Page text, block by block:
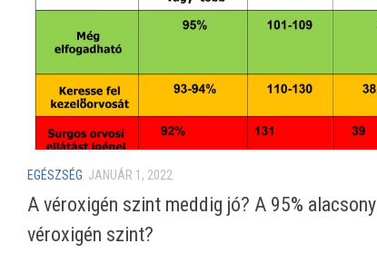
EGÉSZSÉG JANUÁR 1, 2022
A véroxigén szint meddig jó? A 95% alacsony
véroxigén szint?